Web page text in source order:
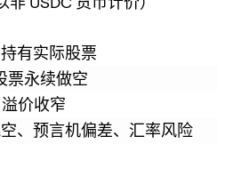
有实际股票
票永续做空
价收窄
、预言机偏差、汇率风险